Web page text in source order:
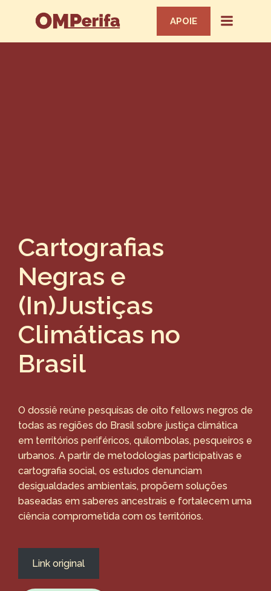
APOIE
Cartografias
Negras e
(In)Justiças
Climáticas no
Brasil
O dossiê reúne pesquisas de oito fellows negros de
todas as regiões do Brasil sobre justiça climática
em territórios periféricos, quilombolas, pesqueiros e
urbanos. A partir de metodologias participativas e
cartografia social, os estudos denunciam
desigualdades ambientais, propõem soluções
baseadas em saberes ancestrais e fortalecem uma
ciência comprometida com os territórios.
Link original